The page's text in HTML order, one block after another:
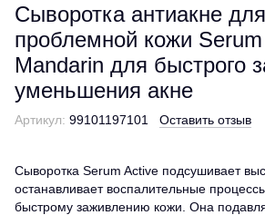
Сыворотка антиакне для
проблемной кожи
Mandarin для быстрого
уменьшения акне
Артикул: 99101197101 Оставить отзыв
Сыворотка Serum Active подсушивает
останавливает воспалительные
быстрому заживлению кожи. Она